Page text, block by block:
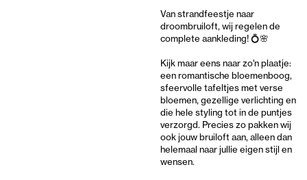
Van strandfeestje naar
droombruiloft, wij regelen de
complete aankleding! 💍🌸
Kijk maar eens naar zo'n plaatje:
een romantische bloemenboog,
sfeervolle tafeltjes met verse
bloemen, gezellige verlichting en
die hele styling tot in de puntjes
verzorgd. Precies zo pakken wij
ook jouw bruiloft aan, alleen dan
helemaal naar jullie eigen stijl en
wensen.